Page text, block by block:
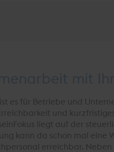
es für Betriebe und
und
liegt auf der
kann da schon mal eine
erreichbar.